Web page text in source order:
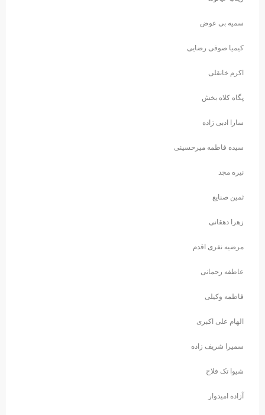
سمیه بی عوض
کیمیا صوفی رضایی
اکرم خانقلی
پگاه کلاه بخش
سارا ادبی زاده
سیده فاطمه میرحسینی
نیره مجد
ثمین صنایع
زهرا دهقانی
مرضیه نفری اقدم
عاطفه رحمانی
فاطمه وکیلی
الهام علی اکبری
سمیرا شریف زاده
شیوا تک فلاح
آزاده امیدوار